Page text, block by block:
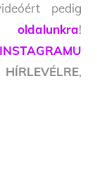
pedig
oldalunkra!
INSTAGRAMU
HÍRLEVÉLRE,